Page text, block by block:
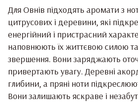
Для Овнів підходять аромати з
цитрусових і деревини, які
енергійний і пристрасний
наповнюють їх життєвою силою
звершення. Вони заряджають
привертають увагу. Деревні
глибини, а пряні ноти
Вони залишають яскраве і